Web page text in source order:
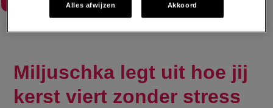
Miljuschka legt uit hoe jij
kerst viert zonder stress
Alles afwijzen Akkoord